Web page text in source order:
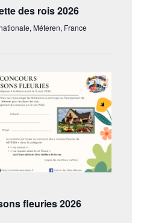
des rois 2026
Méteren, France
fleuries 2026